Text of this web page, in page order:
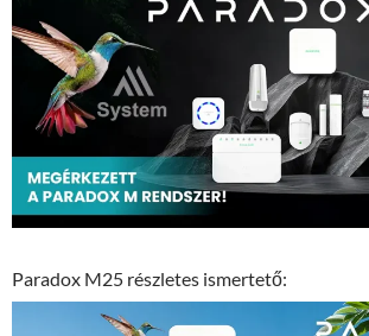
Paradox M25 részletes ismertető: